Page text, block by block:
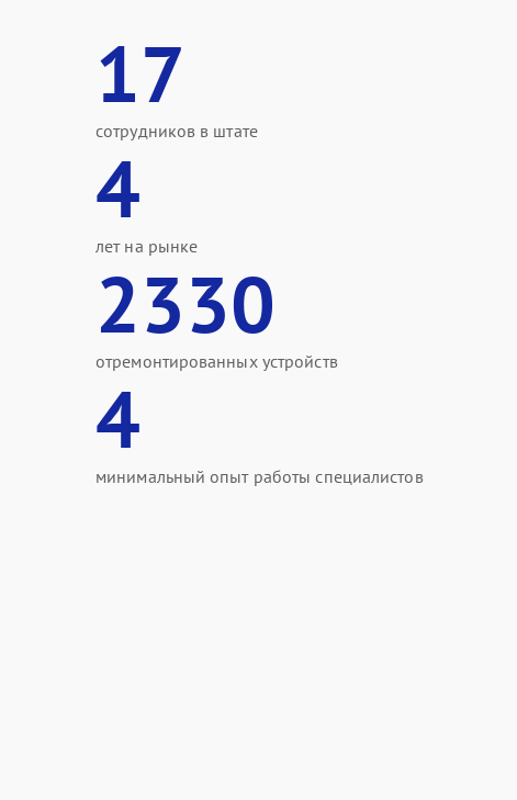
17
сотрудников в штате
4
лет на рынке
2330
отремонтированных устройств
4
минимальный опыт работы специалистов